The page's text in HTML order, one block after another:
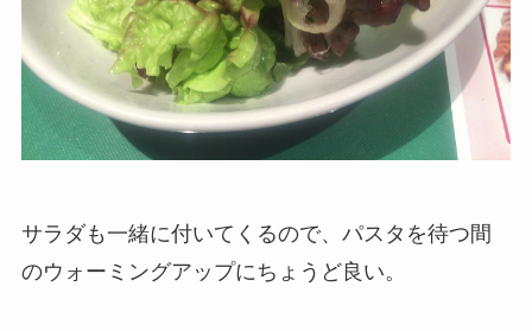
サラダも一緒に付いてくるので、パスタを待つ間
のウォーミングアップにちょうど良い。